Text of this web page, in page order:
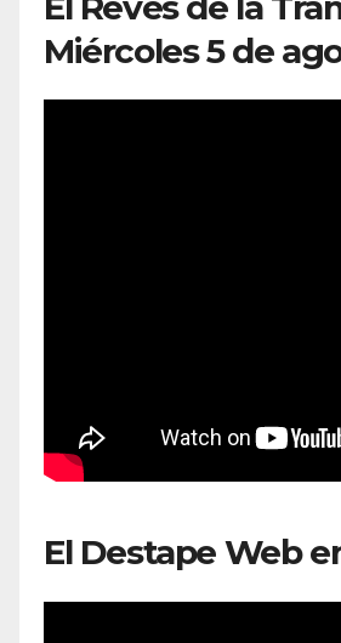
Miércoles 5 de
El Destape Web